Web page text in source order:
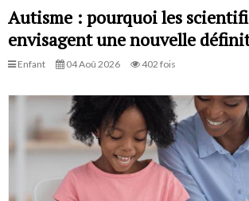
Autisme : pourquoi les
envisagent une nouvelle
Enfant 04 Aoû 2026 402 fois